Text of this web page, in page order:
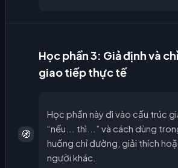
🧭
Học phần 3: Giả định và
giao tiếp thực tế
Học phần này đi vào cấu trúc
“nếu... thì...” và cách dùng
huống chỉ đường, giải thích
người khác.